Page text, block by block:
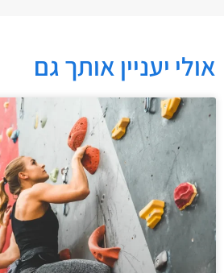
אולי יעניין אותך גם